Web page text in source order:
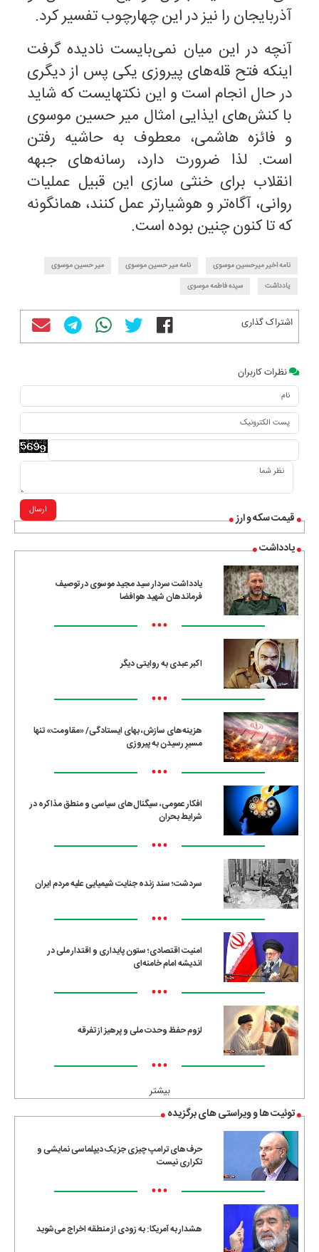
قیمت سکه و ارز
یادداشت
یادداشت سردار سید مجید موسوی در توصیف
فرماندهان شهید هوافضا
•••
اکبر عبدی به روایتی دیگر
•••
هزینه‌های سازش، بهای ایستادگی/ «مقاومت» تنها
مسیرِ رسیدن به پیروزی
•••
افکار عمومی، سیگنال‌های سیاسی و منطق مذاکره در
شرایط بحران
•••
سردشت؛ سند زنده جنایت شیمیایی علیه مردم ایران
•••
امنیت اقتصادی؛ ستون پایداری و اقتدار ملی در
اندیشه امام خامنه‌ای
•••
لزوم حفظ وحدت ملی و پرهیز از تفرقه
•••
بیشتر
توئیت ها و ویراستی های برگزیده
حرف‌های ترامپ چیزی جز یک دیپلماسی نمایشی و
تکراری نیست
•••
هشدار به آمریکا: به زودی از منطقه اخراج می‌شوید
آذربایجان را نیز در این چهارچوب تفسیر کرد.
آنچه در این میان نمی‌بایست نادیده گرفت
اینکه فتح قله‌های پیروزی یکی پس از دیگری
در حال انجام است و این نکته­ایست که شاید
با کنش‌های ایذایی امثال میر حسین موسوی
و فائزه هاشمی، معطوف به حاشیه رفتن
است. لذا ضرورت دارد، رسانه‌های جبهه
انقلاب برای خنثی سازی این قبیل عملیات
روانی، آگاه‌تر و هوشیارتر عمل کنند، همانگونه
که تا کنون چنین بوده است.
نامه اخیر میرحسین موسوی نامه میر حسین موسوی
میر حسین موسوی
یادداشت
سیده فاطمه موسوی
اشتراک گذاری
نظرات کاربران
ارسال